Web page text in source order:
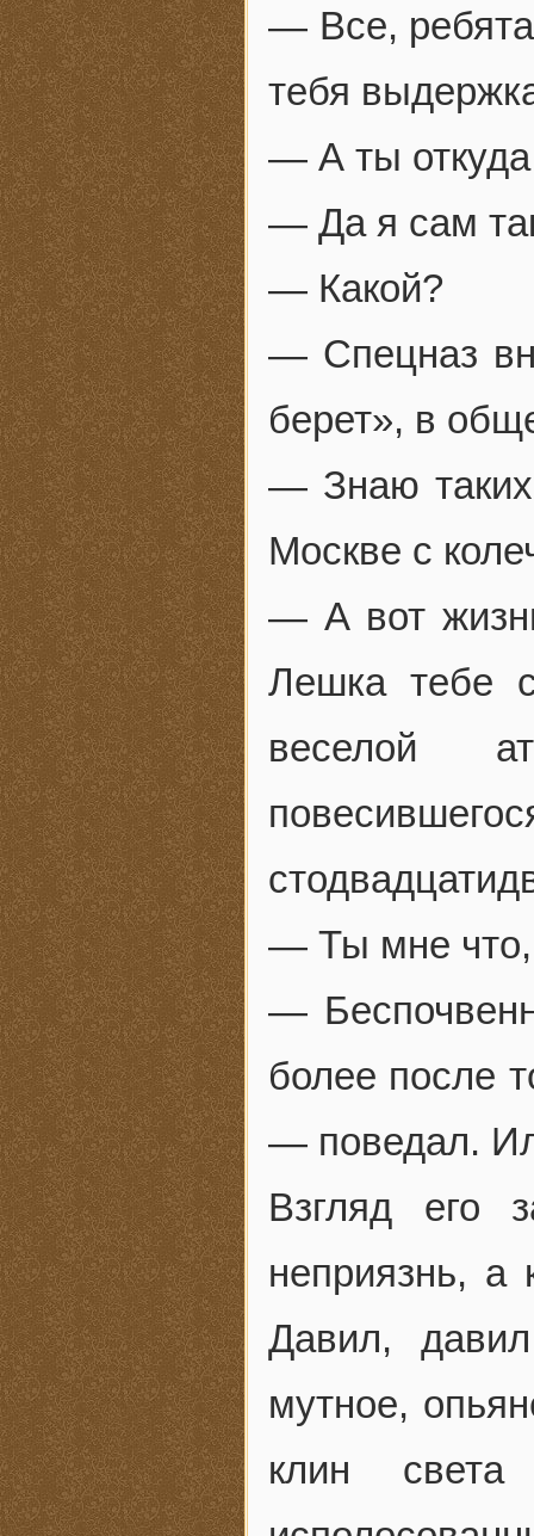
— Все,
тебя
— А ты
— Да я сам
— Какой?
— Спецназ
берет», в
— Знаю
Москве с
— А вот
Лешка тебе
веселой
— Ты мне что,
—
более после
— поведал.
Взгляд его
неприязнь, а
Давил,
мутное,
клин света